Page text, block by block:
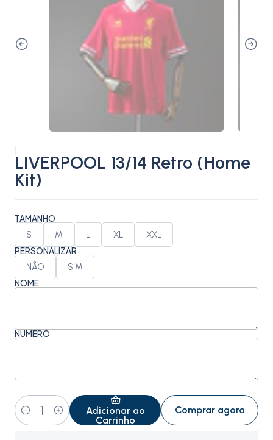
LIVERPOOL 13/14 Retro (Home
Kit)
TAMANHO
S M L XL XXL
PERSONALIZAR
NÃO SIM
NOME
NÚMERO
Quantidade
Adicionar ao
Carrinho
Comprar agora